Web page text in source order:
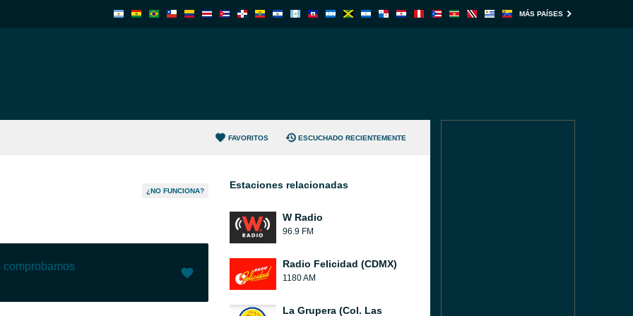
MÁS PAÍSES
FAVORITOS ESCUCHADO RECIENTEMENTE
¿NO FUNCIONA?
comprobamos
Estaciones relacionadas
W Radio
96.9 FM
Radio Felicidad (CDMX)
1180 AM
La Grupera (Col. Las